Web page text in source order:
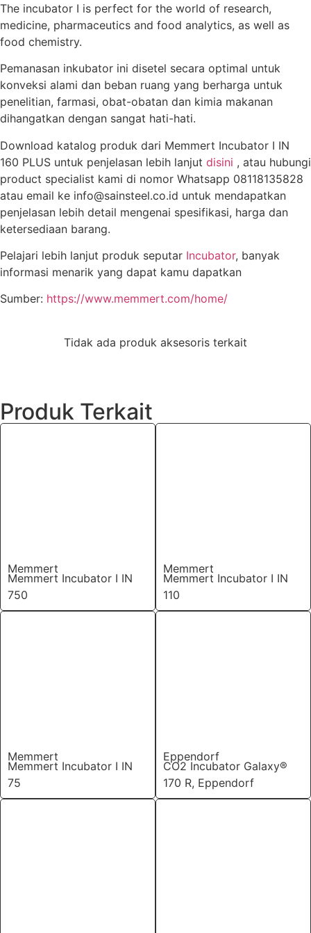
The incubator I is perfect for the world of research,
medicine, pharmaceutics and food analytics, as well as
food chemistry.
Pemanasan inkubator ini disetel secara optimal untuk
konveksi alami dan beban ruang yang berharga untuk
penelitian, farmasi, obat-obatan dan kimia makanan
dihangatkan dengan sangat hati-hati.
Download katalog produk dari Memmert Incubator I IN
160 PLUS untuk penjelasan lebih lanjut disini , atau hubungi
product specialist kami di nomor Whatsapp 08118135828
atau email ke info@sainsteel.co.id untuk mendapatkan
penjelasan lebih detail mengenai spesifikasi, harga dan
ketersediaan barang.
Pelajari lebih lanjut produk seputar Incubator, banyak
informasi menarik yang dapat kamu dapatkan
Sumber: https://www.memmert.com/home/
Tidak ada produk aksesoris terkait
Produk Terkait
Memmert
Memmert Incubator I IN
750
Memmert
Memmert Incubator I IN
110
Memmert
Memmert Incubator I IN
75
Eppendorf
CO2 Incubator Galaxy®
170 R, Eppendorf